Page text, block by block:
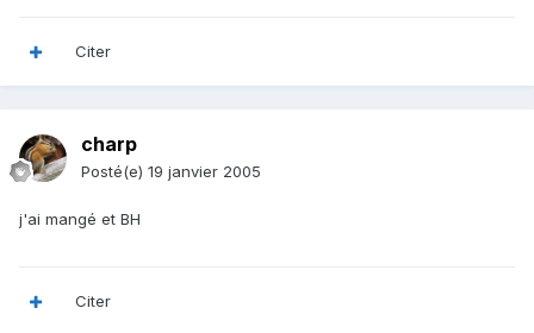
Citer
charp
Posté(e) 19 janvier 2005
j'ai mangé et BH
Citer